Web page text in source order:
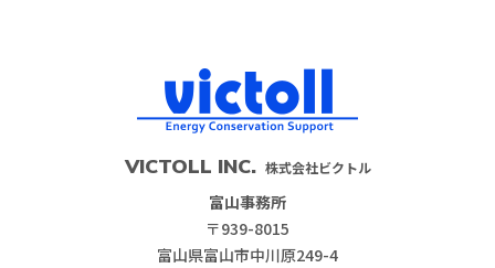
VICTOLL INC. 株式会社ビクトル
富山事務所
〒939-8015
富山県富山市中川原249-4